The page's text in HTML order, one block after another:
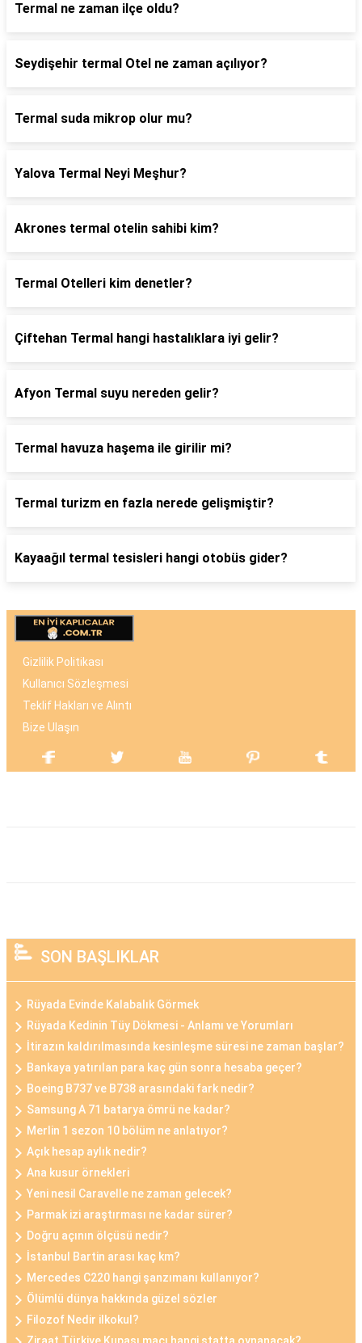
Termal ne zaman ilçe oldu?
Seydişehir termal Otel ne zaman açılıyor?
Termal suda mikrop olur mu?
Yalova Termal Neyi Meşhur?
Akrones termal otelin sahibi kim?
Termal Otelleri kim denetler?
Çiftehan Termal hangi hastalıklara iyi gelir?
Afyon Termal suyu nereden gelir?
Termal havuza haşema ile girilir mi?
Termal turizm en fazla nerede gelişmiştir?
Kayaağıl termal tesisleri hangi otobüs gider?
Gizlilik Politikası
Kullanıcı Sözleşmesi
Teklif Hakları ve Alıntı
Bize Ulaşın
SON BAŞLIKLAR
Rüyada Evinde Kalabalık Görmek
Rüyada Kedinin Tüy Dökmesi - Anlamı ve Yorumları
İtirazın kaldırılmasında kesinleşme süresi ne zaman başlar?
Bankaya yatırılan para kaç gün sonra hesaba geçer?
Boeing B737 ve B738 arasındaki fark nedir?
Samsung A 71 batarya ömrü ne kadar?
Merlin 1 sezon 10 bölüm ne anlatıyor?
Açık hesap aylık nedir?
Ana kusur örnekleri
Yeni nesil Caravelle ne zaman gelecek?
Parmak izi araştırması ne kadar sürer?
Doğru açının ölçüsü nedir?
İstanbul Bartin arası kaç km?
Mercedes C220 hangi şanzımanı kullanıyor?
Ölümlü dünya hakkında güzel sözler
Filozof Nedir ilkokul?